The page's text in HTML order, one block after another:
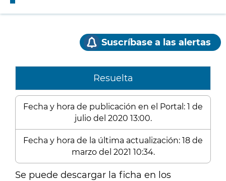
Suscríbase a las alertas
Resuelta
Fecha y hora de publicación en el Portal: 1 de
julio del 2020 13:00.
Fecha y hora de la última actualización: 18 de
marzo del 2021 10:34.
Se puede descargar la ficha en los